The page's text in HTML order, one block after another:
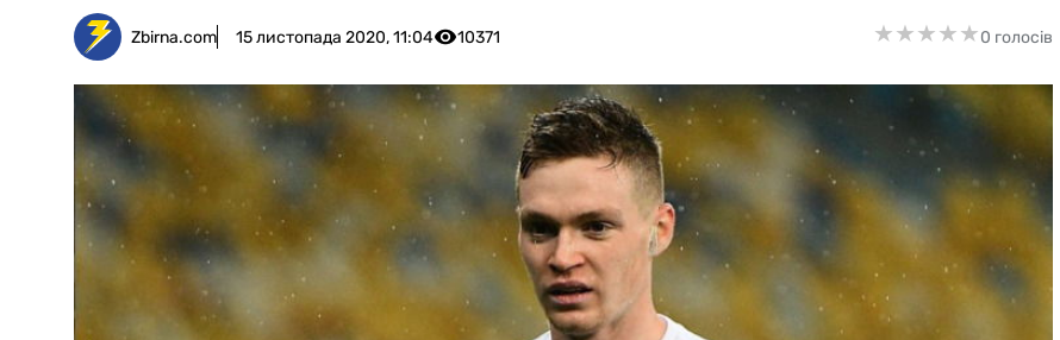
Zbirna.com 15 листопада 2020, 11:04 10371 ★★★★★
★★★★★0 голосів